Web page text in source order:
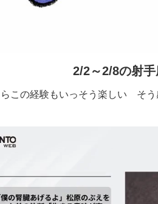
2/2～2/8の射手
この経験もいっそう楽しい そう